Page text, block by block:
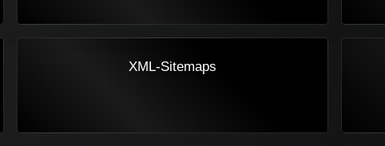
XML-Sitemaps